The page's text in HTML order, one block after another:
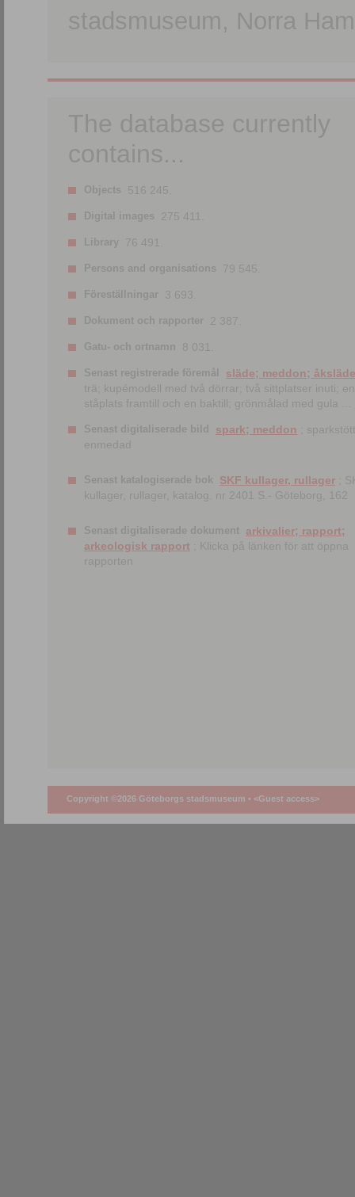
stadsmuseum, Norra
The database currently
contains...
Objects 516 245.
Digital images 275 411.
Library 76 491.
Persons and organisations 79 545.
Föreställningar 3 693.
Dokument och rapporter 2 387.
Gatu- och ortnamn 8 031.
Senast registrerade föremål
släde; meddon; åksläde
trä; kupémodell med två dörrar; två sittplatser inuti; en
ståplats framtill och en baktill; grönmålad med gula ...
Senast digitaliserade bild spark; meddon ;
enmedad
Senast katalogiserade bok SKF kullager, rullager ;
kullager, rullager, katalog. nr 2401 S.- Göteborg, 162
Senast digitaliserade dokument arkivalier; rapport;
arkeologisk rapport ; Klicka på länken för att öppna
rapporten
Copyright ©2026 Göteborgs stadsmuseum • <Guest access>